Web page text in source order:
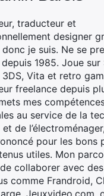
traducteur et
designer
je suis. Ne se
1985. Joue sur
3DS, Vita et retro
freelance depuis
mes
au service de la
de
pour les bons
utiles. Mon
collaborer avec
comme Frandroid,
Jeuxvideo.com,